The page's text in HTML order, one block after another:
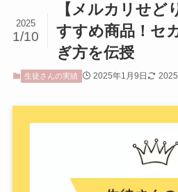
【メルカリせど
すすめ商品！セ
ぎ方を伝授
2025
1/10
生徒さんの実績 2025年1月9日